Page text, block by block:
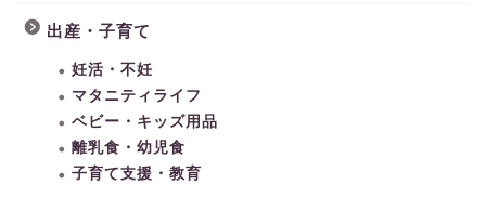
出産・子育て
妊活・不妊
マタニティライフ
ベビー・キッズ用品
離乳食・幼児食
子育て支援・教育